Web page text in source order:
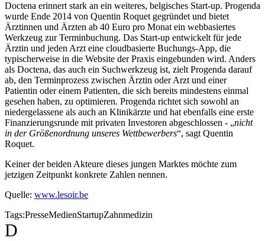
Doctena erinnert stark an ein weiteres, belgisches Start-up. Progenda
wurde Ende 2014 von Quentin Roquet gegründet und bietet
Ärztinnen und Ärzten ab 40 Euro pro Monat ein webbasiertes
Werkzeug zur Terminbuchung. Das Start-up entwickelt für jede
Ärztin und jeden Arzt eine cloudbasierte Buchungs-App, die
typischerweise in die Website der Praxis eingebunden wird. Anders
als Doctena, das auch ein Suchwerkzeug ist, zielt Progenda darauf
ab, den Terminprozess zwischen Ärztin oder Arzt und einer
Patientin oder einem Patienten, die sich bereits mindestens einmal
gesehen haben, zu optimieren. Progenda richtet sich sowohl an
niedergelassene als auch an Klinikärzte und hat ebenfalls eine erste
Finanzierungsrunde mit privaten Investoren abgeschlossen - „nicht
in der Größenordnung unseres Wettbewerbers“, sagt Quentin
Roquet.
Keiner der beiden Akteure dieses jungen Marktes möchte zum
jetzigen Zeitpunkt konkrete Zahlen nennen.
Quelle: www.lesoir.be
Tags:PresseMedienStartupZahnmedizin
D